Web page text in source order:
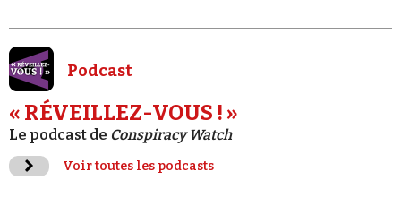
Podcast
« RÉVEILLEZ-VOUS ! »
Le podcast de Conspiracy Watch
Voir toutes les podcasts